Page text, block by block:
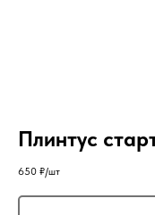
Плинтус
650 ₽/шт